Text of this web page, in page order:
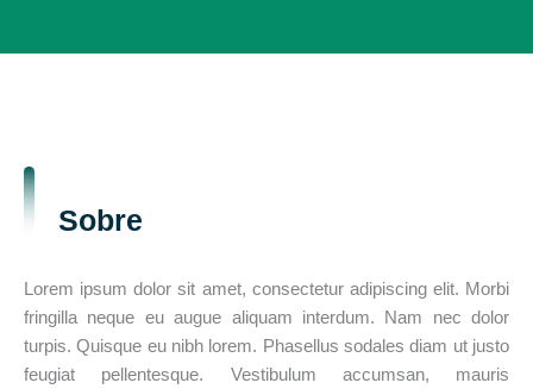
Sobre
Lorem ipsum dolor sit amet, consectetur adipiscing elit. Morbi
fringilla neque eu augue aliquam interdum. Nam nec dolor
turpis. Quisque eu nibh lorem. Phasellus sodales diam ut justo
feugiat pellentesque. Vestibulum accumsan, mauris